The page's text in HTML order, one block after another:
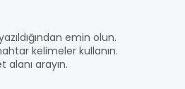
emin olun.
kelimeler kullanın.
arayın.